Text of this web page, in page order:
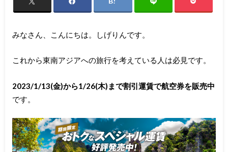
みなさん、こんにちは。しげりんです。
これから東南アジアへの旅行を考えている人は必見です。
2023/1/13(金)から1/26(木)まで割引運賃で航空券を販売中
です。